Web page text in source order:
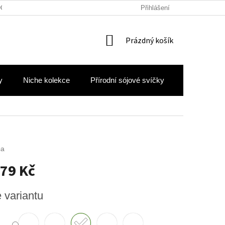
OSOBNÍCH ÚDAJŮ Přihlášení
NÁKUPNÍ
Prázdný košík
Niche kolekce Přírodní sójové svíčky
Kč
variantu